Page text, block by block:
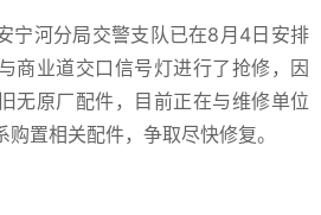
宁河分局交警支队已在8月4日安排
商业道交口信号灯进行了抢修，因
无原厂配件，目前正在与维修单位
置相关配件，争取尽快修复。